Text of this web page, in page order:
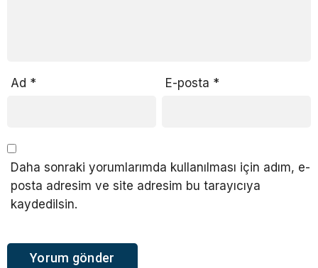
Ad * E-posta *
Daha sonraki yorumlarımda kullanılması için adım, e-
posta adresim ve site adresim bu tarayıcıya
kaydedilsin.